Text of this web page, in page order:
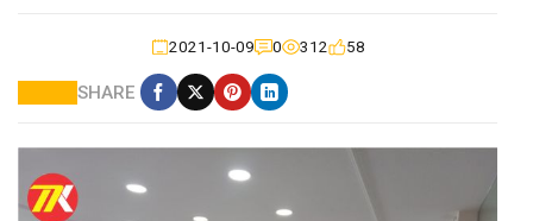
2021-10-09 0 312 58
SHARE